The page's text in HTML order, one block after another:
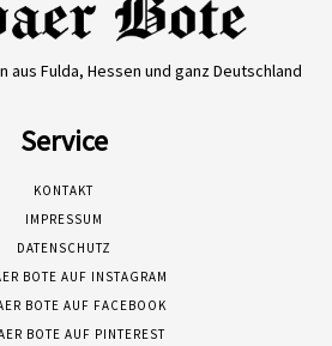
aus Fulda, Hessen und ganz Deutschland
Service
KONTAKT
IMPRESSUM
DATENSCHUTZ
BOTE AUF INSTAGRAM
BOTE AUF FACEBOOK
BOTE AUF PINTEREST